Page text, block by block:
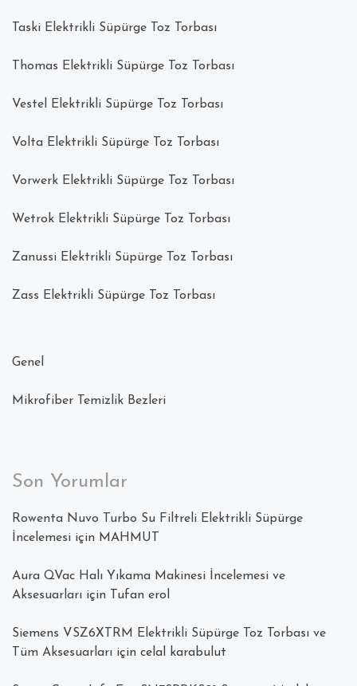
Taski Elektrikli Süpürge Toz Torbası
Thomas Elektrikli Süpürge Toz Torbası
Vestel Elektrikli Süpürge Toz Torbası
Volta Elektrikli Süpürge Toz Torbası
Vorwerk Elektrikli Süpürge Toz Torbası
Wetrok Elektrikli Süpürge Toz Torbası
Zanussi Elektrikli Süpürge Toz Torbası
Zass Elektrikli Süpürge Toz Torbası
Genel
Mikrofiber Temizlik Bezleri
Son Yorumlar
Rowenta Nuvo Turbo Su Filtreli Elektrikli Süpürge
İncelemesi için MAHMUT
Aura QVac Halı Yıkama Makinesi İncelemesi ve
Aksesuarları için Tufan erol
Siemens VSZ6XTRM Elektrikli Süpürge Toz Torbası ve
Tüm Aksesuarları için celal karabulut